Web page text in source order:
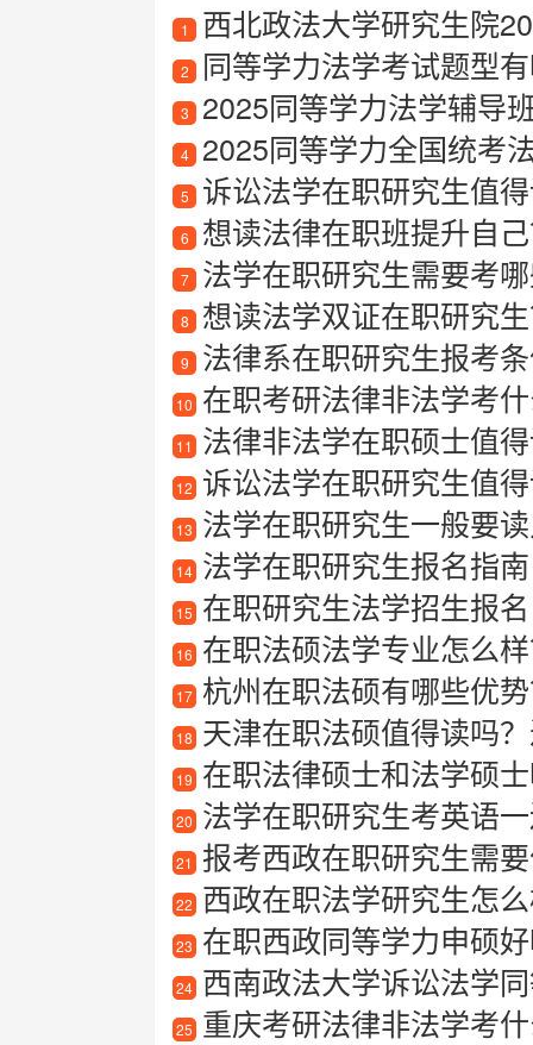
1 西北政法大学研究生院
2 同等学力法学考试题型
3 2025同等学力法学辅导
4 2025同等学力全国统考
5 诉讼法学在职研究生值
6 想读法律在职班提升自
7 法学在职研究生需要考
8 想读法学双证在职研究
9 法律系在职研究生报考
10 在职考研法律非法学考
11 法律非法学在职硕士值
12 诉讼法学在职研究生值
13 法学在职研究生一般要
14 法学在职研究生报名指
15 在职研究生法学招生报名
16 在职法硕法学专业怎么
17 杭州在职法硕有哪些优
18 天津在职法硕值得读吗？
19 在职法律硕士和法学硕
20 法学在职研究生考英语
21 报考西政在职研究生需要
22 西政在职法学研究生怎
23 在职西政同等学力申硕
24 西南政法大学诉讼法学
25 重庆考研法律非法学考